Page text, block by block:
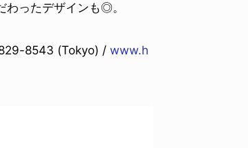
わったデザインも◎。
8543 (Tokyo) / www.h